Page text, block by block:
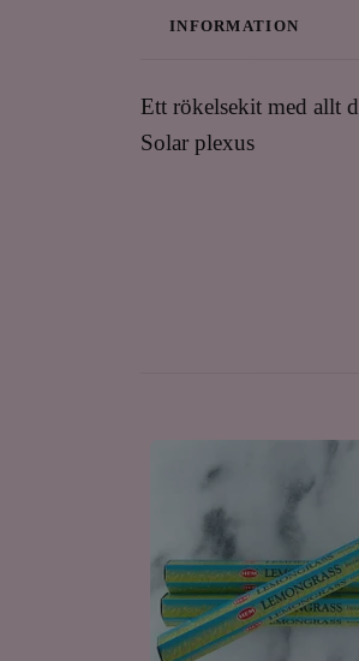
INFORMATION
Ett rökelsekit med allt
Solar plexus